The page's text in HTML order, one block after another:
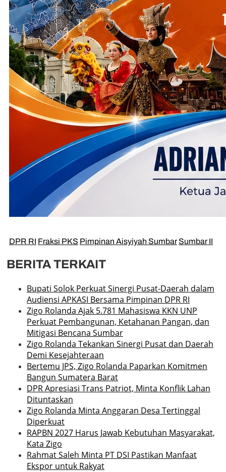
DPR RI Fraksi PKS Pimpinan Aisyiyah Sumbar Sumbar II
BERITA TERKAIT
Bupati Solok Perkuat Sinergi Pusat-Daerah dalam
Audiensi APKASI Bersama Pimpinan DPR RI
Zigo Rolanda Ajak 5.781 Mahasiswa KKN UNP
Perkuat Pembangunan, Ketahanan Pangan, dan
Mitigasi Bencana Sumbar
Zigo Rolanda Tekankan Sinergi Pusat dan Daerah
Demi Kesejahteraan
Bertemu JPS, Zigo Rolanda Paparkan Komitmen
Bangun Sumatera Barat
DPR Apresiasi Trans Patriot, Minta Konflik Lahan
Dituntaskan
Zigo Rolanda Minta Anggaran Desa Tertinggal
Diperkuat
RAPBN 2027 Harus Jawab Kebutuhan Masyarakat,
Kata Zigo
Rahmat Saleh Minta PT DSI Pastikan Manfaat
Ekspor untuk Rakyat